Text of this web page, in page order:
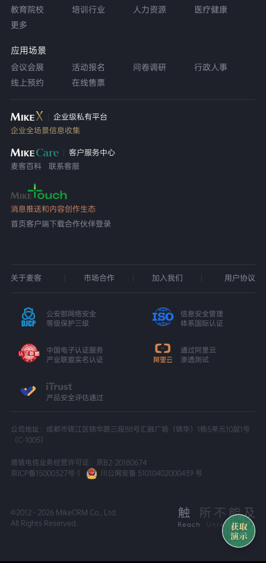
教育院校 培训行业 人力资源
医疗健康
更多
应用场景
会议会展 活动报名 问卷调研
行政人事
线上预约
在线售票
企业级私有平台
企业全场景信息收集
客户服务中心
麦客百科
联系客服
消息推送和内容创作生态
首页客户端下载合作伙伴登录
关于麦客 市场合作 加入我们 用户协议
公安部网络安全
等级保护三级
信息安全管理
体系国际认证
中国电子认证服务
产业联盟实名认证
通过阿里云
渗透测试
产品安全评估通过
公司地址：成都市锦江区锦华路三段88号汇融广场（锦华）1栋5单元10层1号
（C-1005）
增值电信业务经营许可证：京B2-20180674
京ICP备15000327号-1
川公网安备 51010402000439 号
©2012 - 2026 MikeCRM Co., Ltd.
All Rights Reserved.